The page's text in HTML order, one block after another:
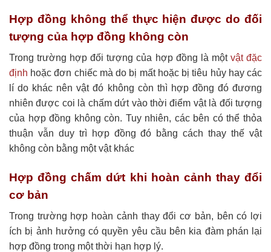
Hợp đồng không thể thực hiện được do đối
tượng của hợp đồng không còn
Trong trường hợp đối tượng của hợp đồng là một vật đặc
định hoặc đơn chiếc mà do bị mất hoặc bị tiêu hủy hay các
lí do khác nên vật đó không còn thì hợp đồng đó đương
nhiên được coi là chấm dứt vào thời điểm vật là đối tượng
của hợp đồng không còn. Tuy nhiên, các bên có thể thỏa
thuận vẫn duy trì hợp đồng đó bằng cách thay thế vật
không còn bằng một vật khác
Hợp đồng chấm dứt khi hoàn cảnh thay đổi
cơ bản
Trong trường hợp hoàn cảnh thay đổi cơ bản, bên có lợi
ích bị ảnh hưởng có quyền yêu cầu bên kia đàm phán lại
hợp đồng trong một thời hạn hợp lý.